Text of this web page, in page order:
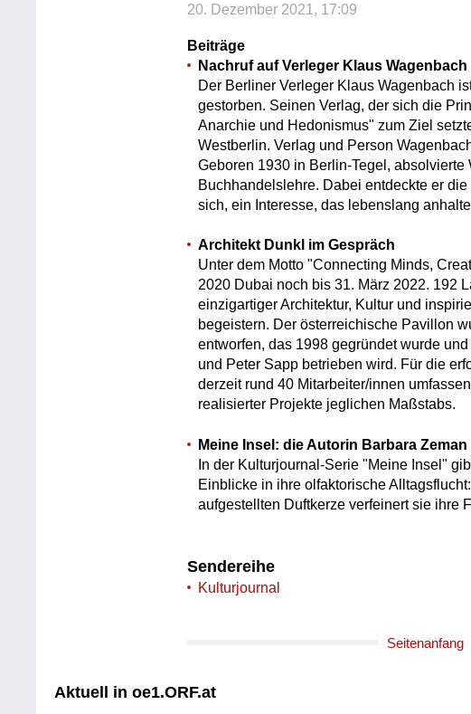
20. Dezember 2021, 17:09
Beiträge
Nachruf auf Verleger Klaus Wagenbach
Der Berliner Verleger Klaus Wagenbach
gestorben. Seinen Verlag, der sich die
Anarchie und Hedonismus" zum Ziel
Westberlin. Verlag und Person
Geboren 1930 in Berlin-Tegel,
Buchhandelslehre. Dabei entdeckte er
sich, ein Interesse, das lebenslang
Architekt Dunkl im Gespräch
Unter dem Motto "Connecting Minds,
2020 Dubai noch bis 31. März 2022. 192
einzigartiger Architektur, Kultur und
begeistern. Der österreichische Pavillon
entworfen, das 1998 gegründet wurde
und Peter Sapp betrieben wird. Für die
derzeit rund 40 Mitarbeiter/innen
realisierter Projekte jeglichen Maßstabs.
Meine Insel: die Autorin Barbara Zeman
In der Kulturjournal-Serie "Meine Insel"
Einblicke in ihre olfaktorische
aufgestellten Duftkerze verfeinert sie ihre
Sendereihe
Kulturjournal
Seitenanfang
Aktuell in oe1.ORF.at